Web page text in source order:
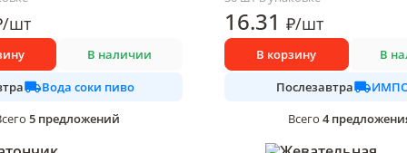
/шт
В наличии
Вода соки пиво
5 предложений
16.31 ₽/шт
В корзину В
Послезавтра
Всего 4